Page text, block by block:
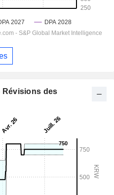
Révisions des